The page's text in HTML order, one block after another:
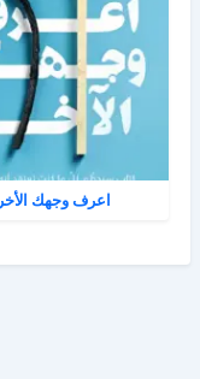
اعرف وجهك الأخر